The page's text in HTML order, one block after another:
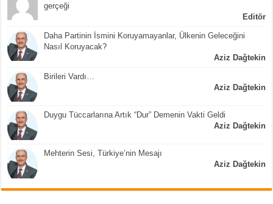
gerçeği
Editör
Daha Partinin İsmini Koruyamayanlar, Ülkenin Geleceğini
Nasıl Koruyacak?
Aziz Dağtekin
Birileri Vardı…
Aziz Dağtekin
Duygu Tüccarlarına Artık “Dur” Demenin Vakti Geldi
Aziz Dağtekin
Mehterin Sesi, Türkiye’nin Mesajı
Aziz Dağtekin